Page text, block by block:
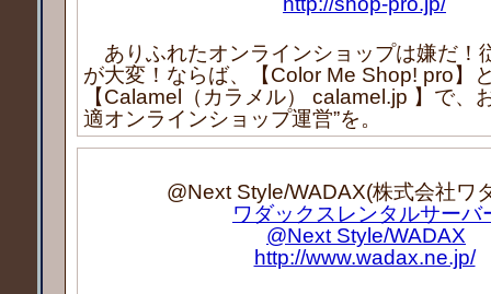
ありふれたオンラインショップは嫌だ！
が大変！ならば、【Color Me Shop! pro】
【Calamel（カラメル） calamel.jp 】で、
適オンラインショップ運営”を。
@Next Style/WADAX(株式会社ワ
ワダックスレンタルサーバ
@Next Style/WADAX
http://www.wadax.ne.jp/